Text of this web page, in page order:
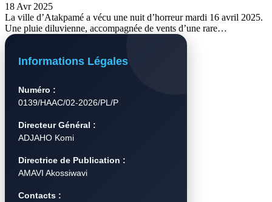
18 Avr 2025
La ville d’Atakpamé a vécu une nuit d’horreur mardi 16 avril 2025.
Une pluie diluvienne, accompagnée de vents d’une rare…
Informations Légales
Numéro :
0139/HAAC/02-2026/PL/P
Directeur Général :
ADJAHO Komi
Directrice de Publication :
AMAVI Akossiwavi
Contacts :